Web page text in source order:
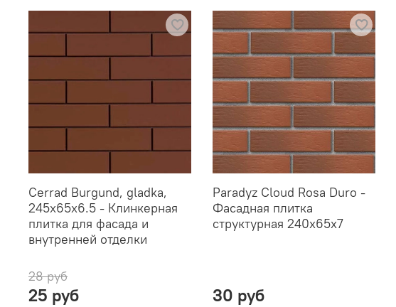
Cerrad Burgund, gladka,
245x65x6.5 - Клинкерная
плитка для фасада и
внутренней отделки
28 руб
25 руб
Paradyz Cloud Rosa Duro -
Фасадная плитка
структурная 240x65x7
30 руб